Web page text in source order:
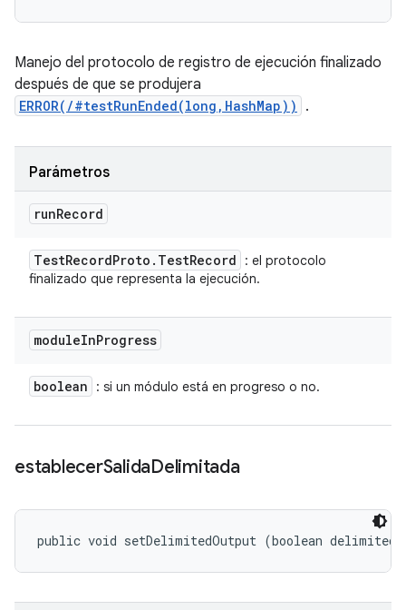
Manejo del protocolo de registro de ejecución finalizado
después de que se produjera
ERROR(/#testRunEnded(long,HashMap)) .
Parámetros
runRecord
TestRecordProto . TestRecord
: el protocolo
finalizado que representa la ejecución.
moduleInProgress
boolean : si un módulo está en progreso o no.
establecerSalidaDelimitada
public void setDelimitedOutput (boolean